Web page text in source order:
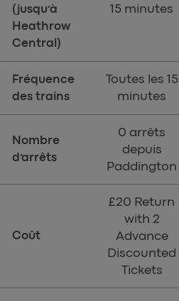
(jusqu’à
Heathrow
Central)
15 minutes
Fréquence
des trains
Toutes les 15
minutes
Nombre
d’arrêts
0 arrêts
depuis
Paddington
Coût
£20 Return
with 2
Advance
Discounted
Tickets